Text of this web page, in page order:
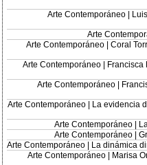
Arte Contemporáneo |
Arte
Arte Contemporáneo | Coral
Arte Contemporáneo |
Arte Contemporáneo |
Arte Contemporáneo | La evidencia
Arte Contemporáneo |
Arte Contemporáneo |
Arte Contemporáneo |
La dinámica
Arte Contemporáneo |
Marisa